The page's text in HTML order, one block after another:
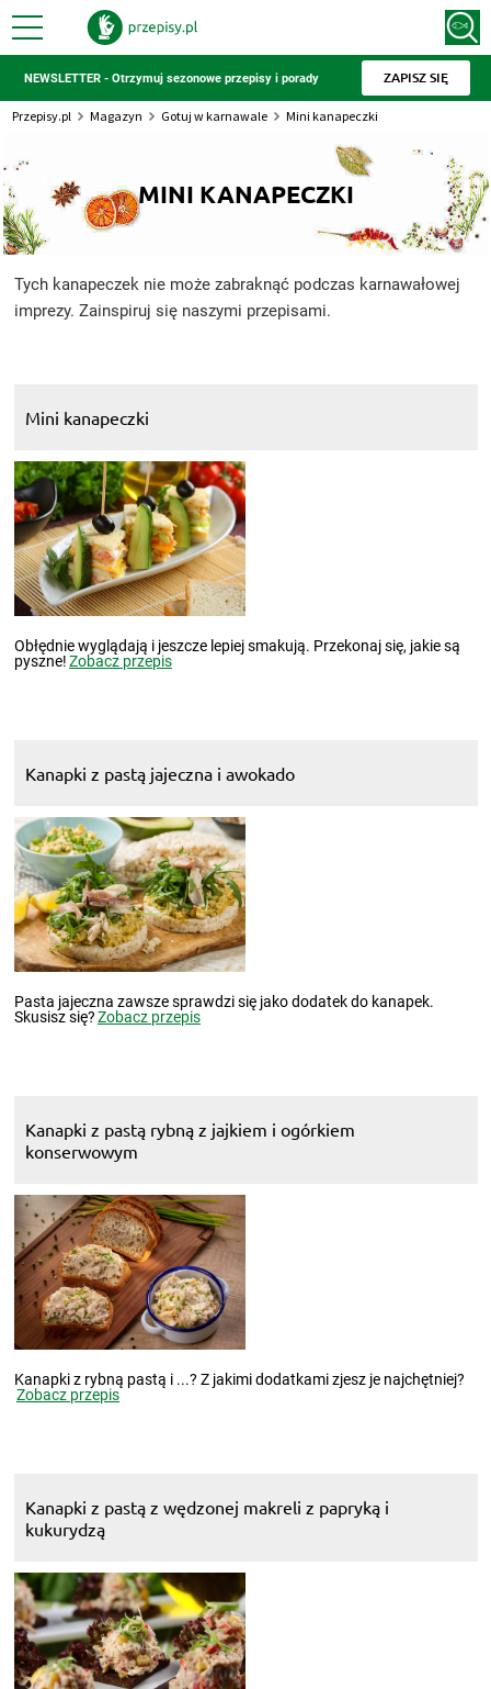
NEWSLETTER - Otrzymuj sezonowe przepisy i porady ZAPISZ SIĘ
Przepisy.pl Magazyn Gotuj w karnawale Mini kanapeczki
MINI KANAPECZKI
Tych kanapeczek nie może zabraknąć podczas karnawałowej
imprezy. Zainspiruj się naszymi przepisami.
Mini kanapeczki
Obłędnie wyglądają i jeszcze lepiej smakują. Przekonaj się, jakie są
pyszne!Zobacz przepis
Kanapki z pastą jajeczna i awokado
Pasta jajeczna zawsze sprawdzi się jako dodatek do kanapek.
Skusisz się?Zobacz przepis
Kanapki z pastą rybną z jajkiem i ogórkiem
konserwowym
Kanapki z rybną pastą i ...? Z jakimi dodatkami zjesz je najchętniej?
Zobacz przepis
Kanapki z pastą z wędzonej makreli z papryką i
kukurydzą